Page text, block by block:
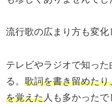
流行歌の広まり方も変化
テレビやラジオで知っ
る。 歌詞を書き留めた
を覚えた 人も多かったで